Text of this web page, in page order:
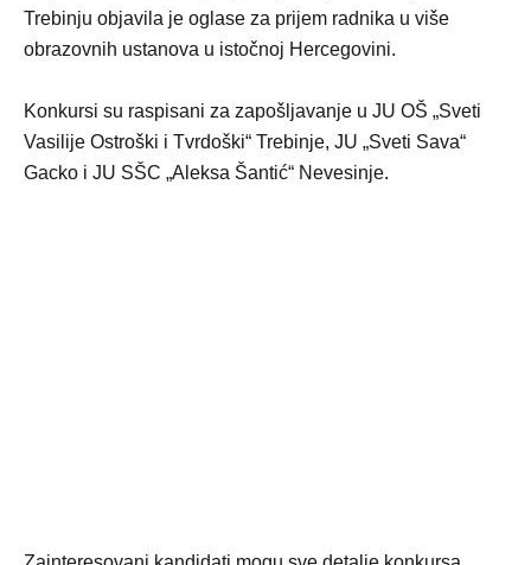
Trebinju objavila je oglase za prijem radnika u više
obrazovnih ustanova u istočnoj Hercegovini.
Konkursi su raspisani za zapošljavanje u JU OŠ „Sveti
Vasilije Ostroški i Tvrdoški“ Trebinje, JU „Sveti Sava“
Gacko i JU SŠC „Aleksa Šantić“ Nevesinje.